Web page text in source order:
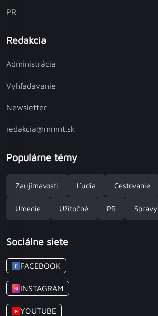
PR
Redakcia
Administrácia
Vyhľadávanie
Newsletter
redakcia@mmnt.sk
Populárne témy
Zaujímavosti Ľudia Cestovanie
Umenie Užitočné PR Spravy
Sociálne siete
F FACEBOOK
IG INSTAGRAM
▶ YOUTUBE